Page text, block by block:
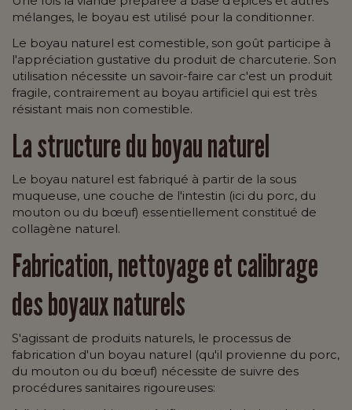
mélanges, le boyau est utilisé pour la conditionner.
Le boyau naturel est comestible, son goût participe à
l'appréciation gustative du produit de charcuterie. Son
utilisation nécessite un savoir-faire car c'est un produit
fragile, contrairement au boyau artificiel qui est très
résistant mais non comestible.
La structure du boyau naturel
Le boyau naturel est fabriqué à partir de la sous
muqueuse, une couche de l'intestin (ici du porc, du
mouton ou du bœuf) essentiellement constitué de
collagène naturel.
Fabrication, nettoyage et calibrage
des boyaux naturels
S'agissant de produits naturels, le processus de
fabrication d'un boyau naturel (qu'il provienne du porc,
du mouton ou du bœuf) nécessite de suivre des
procédures sanitaires rigoureuses: